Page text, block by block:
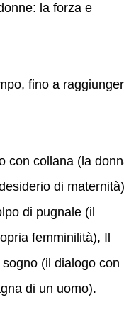
la forza e
fino a
con collana (la
di
di pugnale (il
femminilità), Il
(il dialogo con
di un uomo).